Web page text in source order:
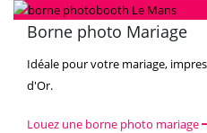
Borne photo Mariage
Idéale pour votre mariage,
d'Or.
Louez une borne photo mariage